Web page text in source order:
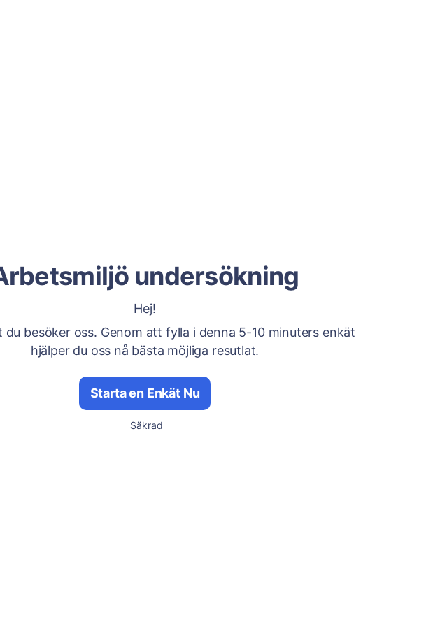
undersökning
Hej!
besöker oss. Genom att fylla i denna 5-10 minuters enkät
hjälper du oss nå bästa möjliga resutlat.
Starta en Enkät Nu
Säkrad